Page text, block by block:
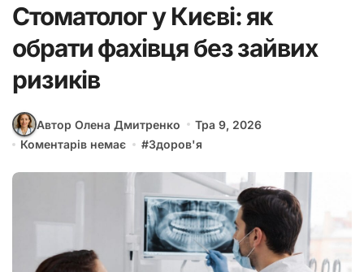
Стоматолог у Києві: як
обрати фахівця без зайвих
ризиків
Автор Олена Дмитренко
Тра 9, 2026
Коментарів немає
#Здоров'я